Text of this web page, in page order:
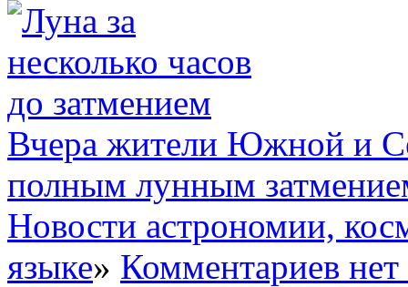
Вчера жители Южной и
полным лунным
Новости астрономии,
языке» Комментариев нет